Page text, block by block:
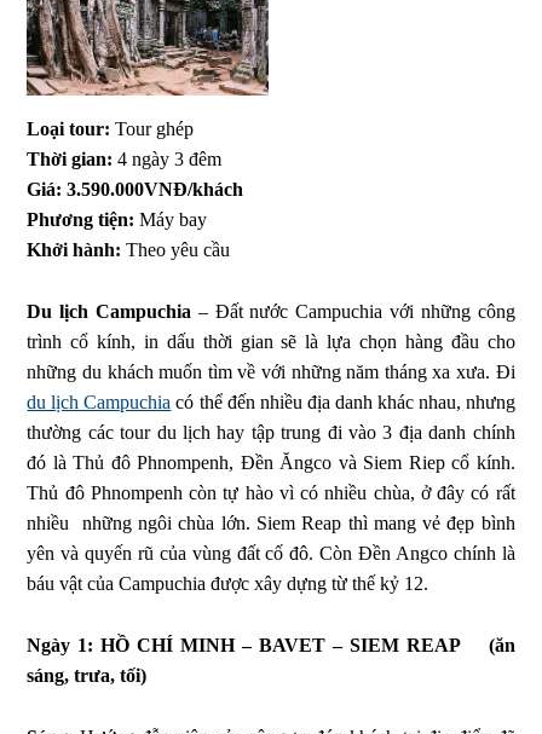
Loại tour:Tour ghép
Thời gian:4 ngày 3 đêm
Giá: 3.590.000VNĐ/khách
Phương tiện:Máy bay
Khởi hành:Theo yêu cầu
Du lịch Campuchia – Đất nước Campuchia với những công
trình cổ kính, in dấu thời gian sẽ là lựa chọn hàng đầu cho
những du khách muốn tìm về với những năm tháng xa xưa. Đi
du lịch Campuchia có thể đến nhiều địa danh khác nhau, nhưng
thường các tour du lịch hay tập trung đi vào 3 địa danh chính
đó là Thủ đô Phnompenh, Đền Ăngco và Siem Riep cổ kính.
Thủ đô Phnompenh còn tự hào vì có nhiều chùa, ở đây có rất
nhiều những ngôi chùa lớn. Siem Reap thì mang vẻ đẹp bình
yên và quyến rũ của vùng đất cố đô. Còn Đền Angco chính là
báu vật của Campuchia được xây dựng từ thế kỷ 12.
Ngày 1: HỒ CHÍ MINH – BAVET – SIEM REAP (ăn
sáng, trưa, tối)